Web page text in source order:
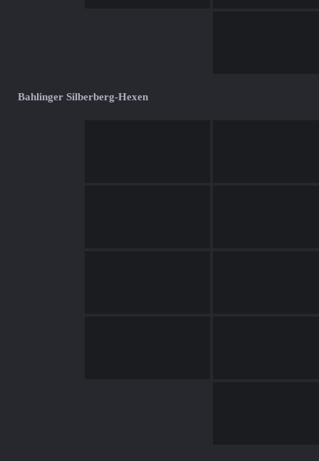
Bahlinger Silberberg-Hexen